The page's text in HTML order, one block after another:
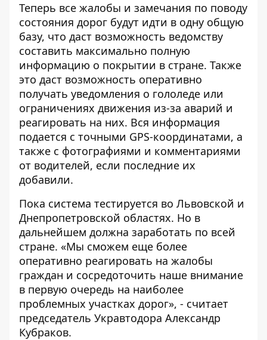
Теперь все жалобы и замечания по поводу
состояния дорог будут идти в одну общую
базу, что даст возможность ведомству
составить максимально полную
информацию о покрытии в стране. Также
это даст возможность оперативно
получать уведомления о гололеде или
ограничениях движения из-за аварий и
реагировать на них. Вся информация
подается с точными GPS-координатами, а
также с фотографиями и комментариями
от водителей, если последние их
добавили.
Пока система тестируется во Львовской и
Днепропетровской областях. Но в
дальнейшем должна заработать по всей
стране. «Мы сможем еще более
оперативно реагировать на жалобы
граждан и сосредоточить наше внимание
в первую очередь на наиболее
проблемных участках дорог», - считает
председатель Укравтодора Александр
Кубраков.